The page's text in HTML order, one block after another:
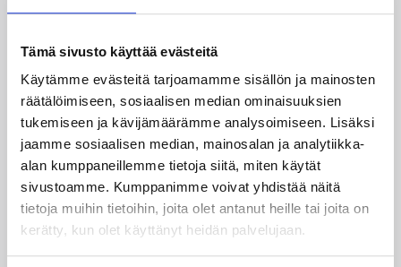
Tämä sivusto käyttää evästeitä
Käytämme evästeitä tarjoamamme sisällön ja mainosten
räätälöimiseen, sosiaalisen median ominaisuuksien
tukemiseen ja kävijämäärämme analysoimiseen. Lisäksi
jaamme sosiaalisen median, mainosalan ja analytiikka-
alan kumppaneillemme tietoja siitä, miten käytät
sivustoamme. Kumppanimme voivat yhdistää näitä
tietoja muihin tietoihin, joita olet antanut heille tai joita on
kerätty, kun olet käyttänyt heidän palvelujaan.
EM-kilpailut 08.08.2026 00:37
Suomen 16-vuotiaat pojat
voittivat Luxemburgin – EM-
kisojen voittotili aukesi
vakuuttavalla pelillä
Suomen 16-vuotiaat pojat ottivat vakuuttavan